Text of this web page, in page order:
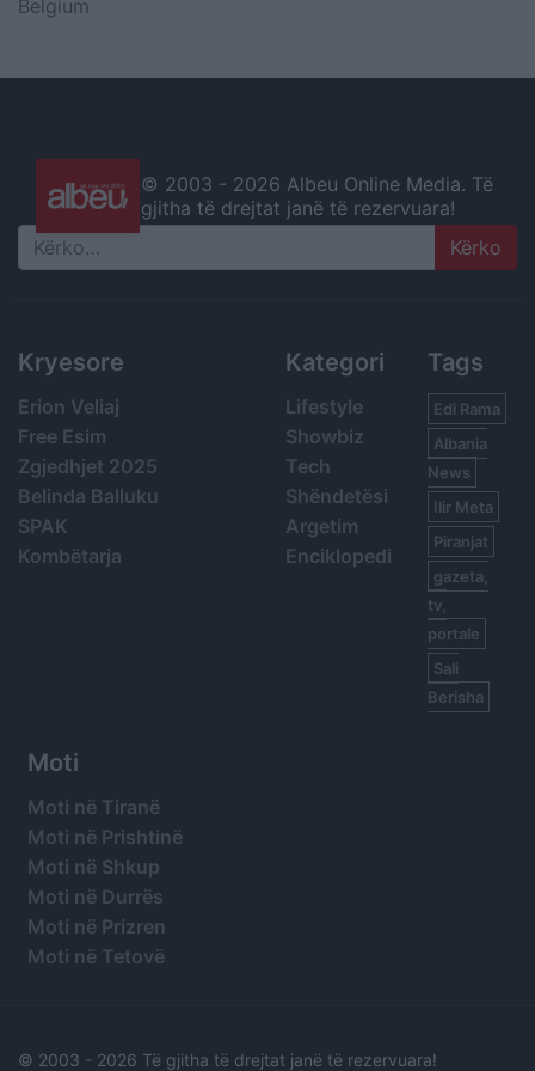
Belgium
© 2003 - 2026 Albeu Online Media. Të
gjitha të drejtat janë të rezervuara!
Search
Kryesore
Erion Veliaj
Free Esim
Zgjedhjet 2025
Belinda Balluku
SPAK
Kombëtarja
Kategori
Lifestyle
Showbiz
Tech
Shëndetësi
Argetim
Enciklopedi
Tags
Edi Rama
Albania
News
Ilir Meta
Piranjat
gazeta,
tv,
portale
Sali
Berisha
Moti
Moti në Tiranë
Moti në Prishtinë
Moti në Shkup
Moti në Durrës
Moti në Prizren
Moti në Tetovë
© 2003 - 2026 Të gjitha të drejtat janë të rezervuara!